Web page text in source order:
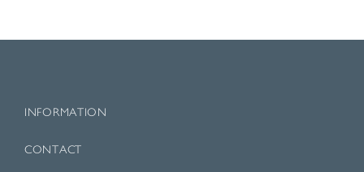
INFORMATION
CONTACT